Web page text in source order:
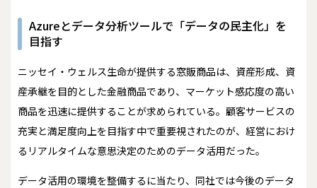
Azureとデータ分析ツールで「データの民主化」を
目指す
ニッセイ・ウェルス生命が提供する窓販商品は、資産形成、資
産承継を目的とした金融商品であり、マーケット感応度の高い
商品を迅速に提供することが求められている。顧客サービスの
充実と満足度向上を目指す中で重要視されたのが、経営におけ
るリアルタイムな意思決定のためのデータ活用だった。
データ活用の環境を整備するに当たり、同社では今後のデータ